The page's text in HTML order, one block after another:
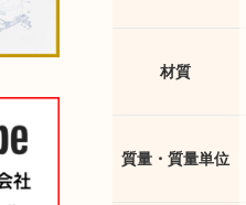
材質
質量・質量単位